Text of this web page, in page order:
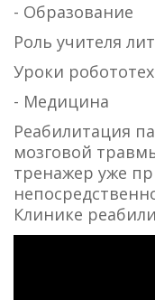
- Образование
Роль учителя
Уроки
- Медицина
Реабилитация
мозговой
тренажер уже
Клинике